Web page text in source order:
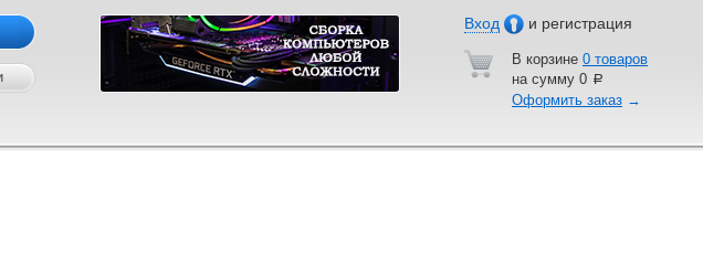
Вход и регистрация
В корзине 0 товаров
на сумму 0 a
Оформить заказ →